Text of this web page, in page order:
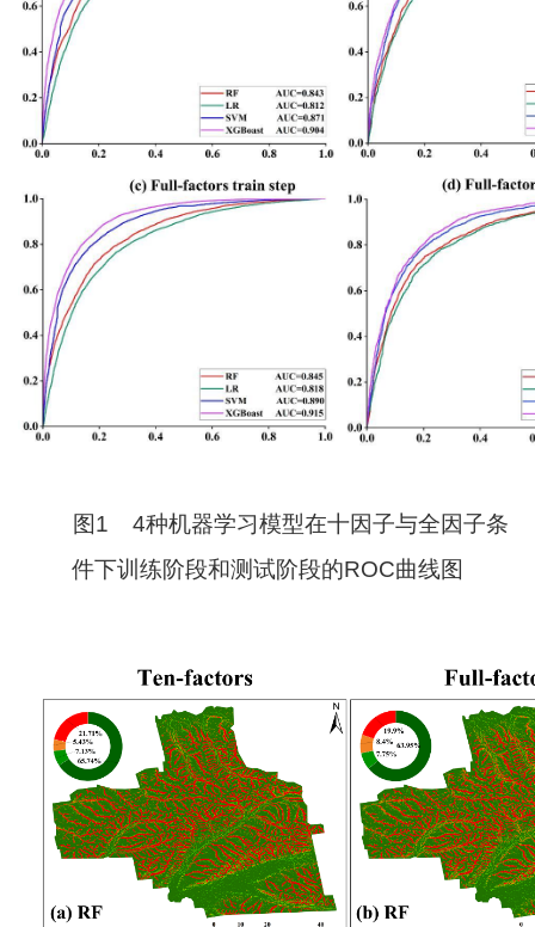
图1 4种机器学习模型在十因子与全因子条
件下训练阶段和测试阶段的ROC曲线图